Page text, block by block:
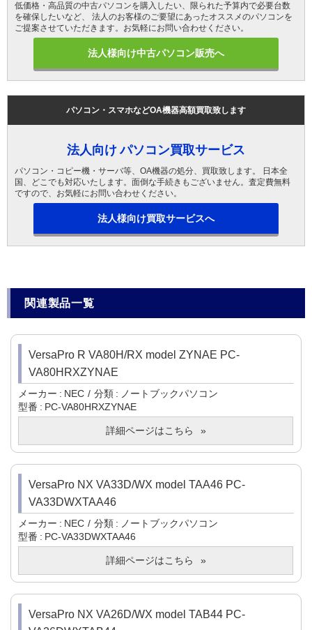
低価格・高品質の中古パソコンを購入したい、限られた予算内で必要台数
を確保したいなど、 法人のお客様のご要望にあったオススメのパソコンを
ご提案させていただきます。お気軽にお問い合わせください。
法人様向け中古パソコン販売へ
パソコン・スマホなどOA機器高額買取致します
法人向け パソコン買取サービス
パソコン・コピー機・サーバ等、OA機器の処分、買取致します。 日本全
国、どこでも対応いたします。面倒な手続きもございません。査定費無料
ですので、お気軽にお問い合わせください。
法人様向け買取サービスへ
関連製品一覧
VersaPro R VA80H/RX model ZYNAE PC-
VA80HRXZYNAE
メーカー NEC 分類
ノートブックパソコン
型番
PC-VA80HRXZYNAE
詳細ページはこちら
VersaPro NX VA33D/WX model TAA46 PC-
VA33DWXTAA46
メーカー NEC 分類
ノートブックパソコン
型番
PC-VA33DWXTAA46
詳細ページはこちら
VersaPro NX VA26D/WX model TAB44 PC-